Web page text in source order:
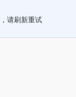
请刷新重试